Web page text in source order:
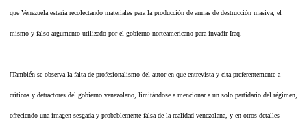
que Venezuela estaría recolectando materiales para la producción de armas de destrucción masiva, el
mismo y falso argumento utilizado por el gobierno norteamericano para invadir Iraq.
[También se observa la falta de profesionalismo del autor en que entrevista y cita preferentemente a
críticos y detractores del gobierno venezolano, limitándose a mencionar a un solo partidario del régimen,
ofreciendo una imagen sesgada y probablemente falsa de la realidad venezolana, y en otros detalles